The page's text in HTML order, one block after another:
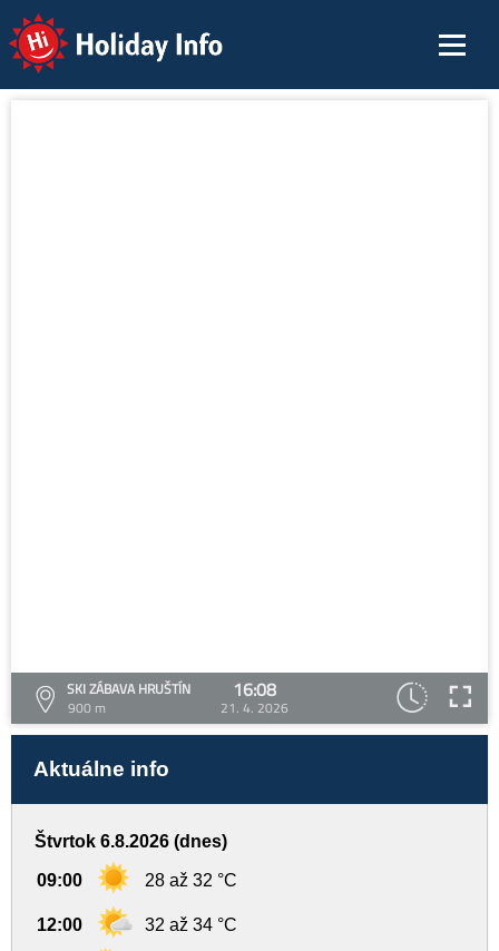
Holiday Info
SKI ZÁBAVA HRUŠTÍN
900 m
16:08
21. 4. 2026
Aktuálne info
Štvrtok 6.8.2026 (dnes)
09:00 28 až 32 °C
12:00 32 až 34 °C